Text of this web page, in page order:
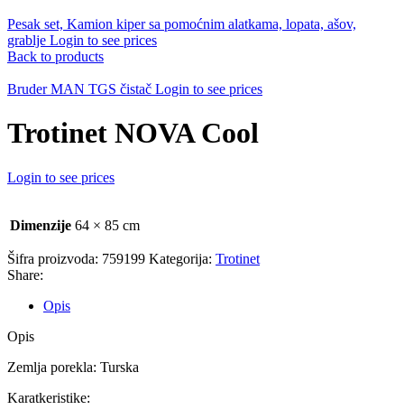
Pesak set, Kamion kiper sa pomoćnim alatkama, lopata, ašov,
grablje Login to see prices
Back to products
Bruder MAN TGS čistač Login to see prices
Trotinet NOVA Cool
Login to see prices
Dimenzije 64 × 85 cm
Šifra proizvoda: 759199 Kategorija: Trotinet
Share:
Opis
Opis
Zemlja porekla: Turska
Karatkeristike: